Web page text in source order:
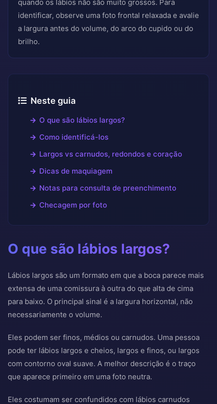
quando os lábios não são muito grossos. Para
identificar, observe uma foto frontal relaxada e avalie
a largura antes do volume, do arco do cupido ou do
brilho.
Neste guia
O que são lábios largos?
Como identificá-los
Largos vs carnudos, redondos e coração
Dicas de maquiagem
Notas para consulta de preenchimento
Checagem por foto
O que são lábios largos?
Lábios largos são um formato em que a boca parece mais
extensa de uma comissura à outra do que alta de cima
para baixo. O principal sinal é a largura horizontal, não
necessariamente o volume.
Eles podem ser finos, médios ou carnudos. Uma pessoa
pode ter lábios largos e cheios, largos e finos, ou largos
com contorno oval suave. A melhor descrição é o traço
que aparece primeiro em uma foto neutra.
Eles costumam ser confundidos com lábios carnudos